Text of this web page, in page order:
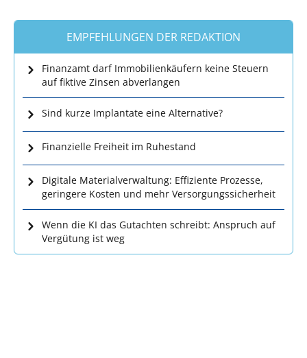
EMPFEHLUNGEN DER REDAKTION
Finanzamt darf Immobilienkäufern keine Steuern
auf fiktive Zinsen abverlangen
Sind kurze Implantate eine Alternative?
Finanzielle Freiheit im Ruhestand
Digitale Materialverwaltung: Effiziente Prozesse,
geringere Kosten und mehr Versorgungssicherheit
Wenn die KI das Gutachten schreibt: Anspruch auf
Vergütung ist weg